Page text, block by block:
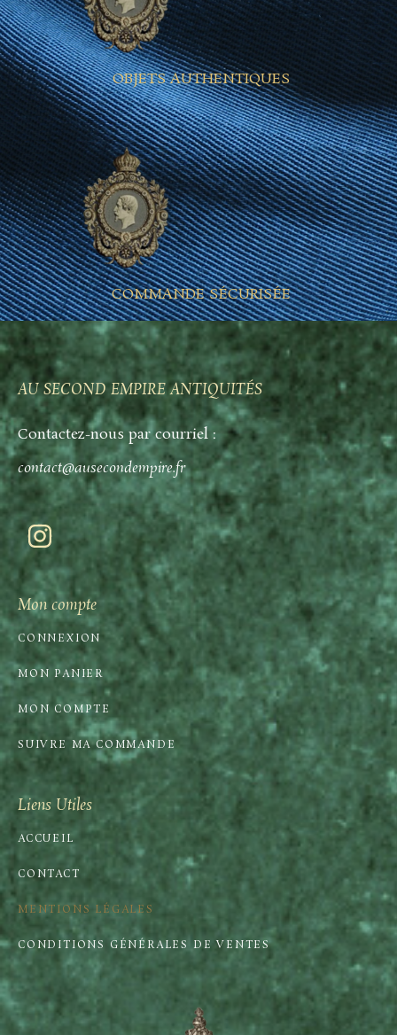
OBJETS AUTHENTIQUES
COMMANDE SÉCURISÉE
AU SECOND EMPIRE ANTIQUITÉS
Contactez-nous par courriel :
contact@ausecondempire.fr
Mon compte
CONNEXION
MON PANIER
MON COMPTE
SUIVRE MA COMMANDE
Liens Utiles
ACCUEIL
CONTACT
MENTIONS LÉGALES
CONDITIONS GÉNÉRALES DE VENTES